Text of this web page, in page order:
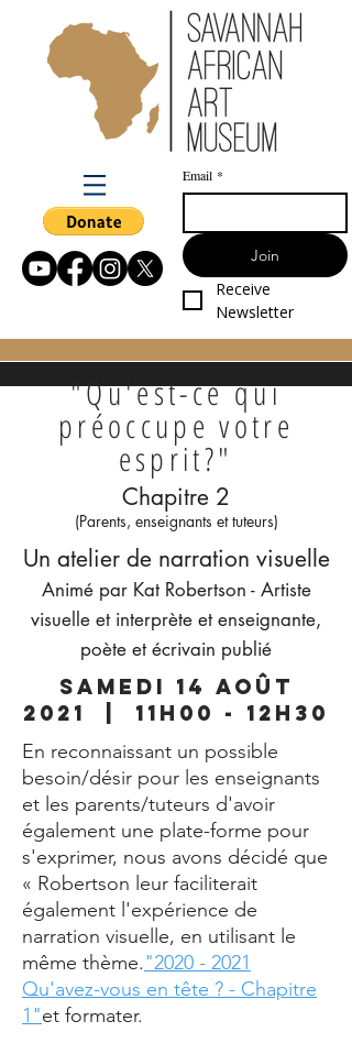
Email *
Join
Receive
Newsletter
"Qu'est-ce qui
préoccupe votre
esprit?"
Chapitre 2
(Parents, enseignants et tuteurs)
Un atelier de narration visuelle
Animé par Kat Robertson - Artiste
visuelle et interprète et enseignante,
poète et écrivain publié
Samedi 14 août
2021 | 11h00 - 12h30
En reconnaissant un possible
besoin/désir pour les enseignants
et les parents/tuteurs d'avoir
également une plate-forme pour
s'exprimer, nous avons décidé que
« Robertson leur faciliterait
également l'expérience de
narration visuelle, en utilisant le
même thème. "2020 - 2021
Qu'avez-vous en tête ? - Chapitre
1"et formater.